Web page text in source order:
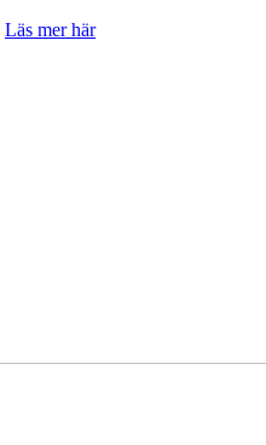
Läs mer här